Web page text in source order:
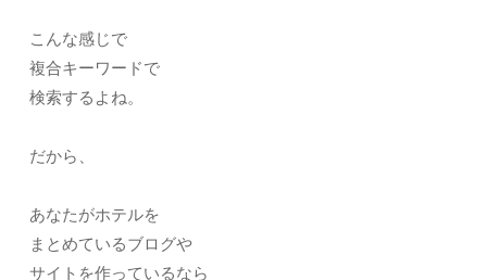
こんな感じで
複合キーワードで
検索するよね。
だから、
あなたがホテルを
まとめているブログや
サイトを作っているなら